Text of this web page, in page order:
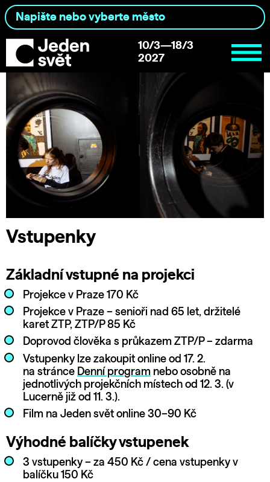
10/3—18/3
2027
Vstupenky
Základní vstupné na projekci
Projekce v Praze 170 Kč
Projekce v Praze – senioři nad 65 let, držitelé
karet ZTP, ZTP/P 85 Kč
Doprovod člověka s průkazem ZTP/P – zdarma
Vstupenky lze zakoupit online od 17. 2.
na stránce Denní program nebo osobně na
jednotlivých projekčních místech od 12. 3. (v
Lucerně již od 11. 3.).
Film na Jeden svět online 30–90 Kč
Výhodné balíčky vstupenek
3 vstupenky – za 450 Kč / cena vstupenky v
balíčku 150 Kč